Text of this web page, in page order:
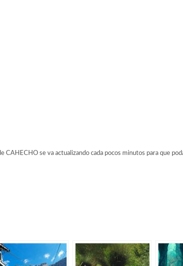
se va actualizando cada pocos minutos para que